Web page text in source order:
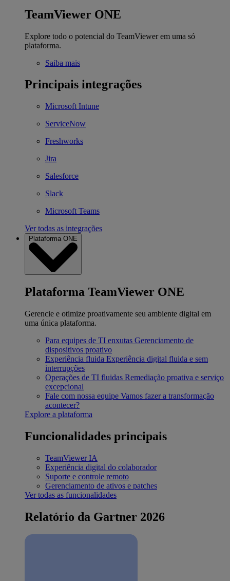
TeamViewer ONE
Explore todo o potencial do TeamViewer em uma só
plataforma.
Saiba mais
Principais integrações
Microsoft Intune
ServiceNow
Freshworks
Jira
Salesforce
Slack
Microsoft Teams
Ver todas as integrações
Plataforma ONE
Plataforma TeamViewer ONE
Gerencie e otimize proativamente seu ambiente digital em
uma única plataforma.
Para equipes de TI enxutas Gerenciamento de
dispositivos proativo
Experiência fluida Experiência digital fluida e sem
interrupções
Operações de TI fluidas Remediação proativa e serviço
excepcional
Fale com nossa equipe Vamos fazer a transformação
acontecer?
Explore a plataforma
Funcionalidades principais
TeamViewer IA
Experiência digital do colaborador
Suporte e controle remoto
Gerenciamento de ativos e patches
Ver todas as funcionalidades
Relatório da Gartner 2026